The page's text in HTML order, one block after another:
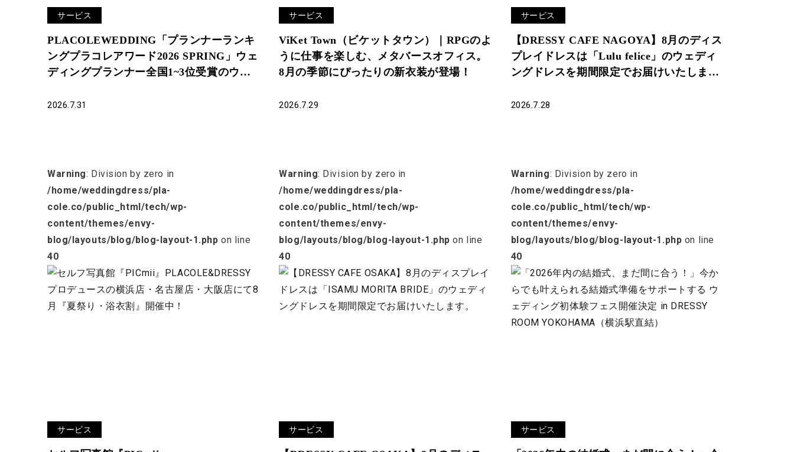
サービス
PLACOLEWEDDING「プランナーランキ
ングプラコレアワード2026 SPRING」ウェ
ディングプランナー全国1~3位受賞のウェ
2026.7.31
サービス
ViKet Town（ビケットタウン）｜RPGのよ
うに仕事を楽しむ、メタバースオフィス。
8月の季節にぴったりの新衣装が登場！
2026.7.29
サービス
【DRESSY CAFE NAGOYA】8月のディス
プレイドレスは「Lulu felice」のウェディ
ングドレスを期間限定でお届けいたしま
2026.7.28
Warning: Division by zero in
/home/weddingdress/pla-
cole.co/public_html/tech/wp-
content/themes/envy-
blog/layouts/blog/blog-layout-1.php on line
40
サービス
Warning: Division by zero in
/home/weddingdress/pla-
cole.co/public_html/tech/wp-
content/themes/envy-
blog/layouts/blog/blog-layout-1.php on line
40
サービス
Warning: Division by zero in
/home/weddingdress/pla-
cole.co/public_html/tech/wp-
content/themes/envy-
blog/layouts/blog/blog-layout-1.php on line
40
サービス